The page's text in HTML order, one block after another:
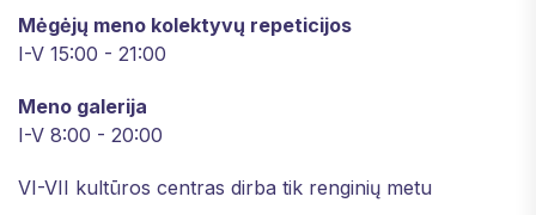
Mėgėjų meno kolektyvų repeticijos
I-V 15:00 - 21:00
Meno galerija
I-V 8:00 - 20:00
VI-VII kultūros centras dirba tik renginių metu